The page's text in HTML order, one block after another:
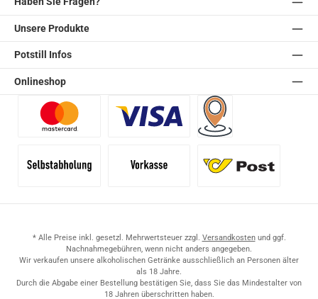
Unsere Produkte
Potstill Infos
Onlineshop
* Alle Preise inkl. gesetzl. Mehrwertsteuer zzgl. Versandkostenund ggf.
Nachnahmegebühren, wenn nicht anders angegeben.
Wir verkaufen unsere alkoholischen Getränke ausschließlich an Personen älter
als 18 Jahre.
Durch die Abgabe einer Bestellung bestätigen Sie, dass Sie das Mindestalter von
18 Jahren überschritten haben.